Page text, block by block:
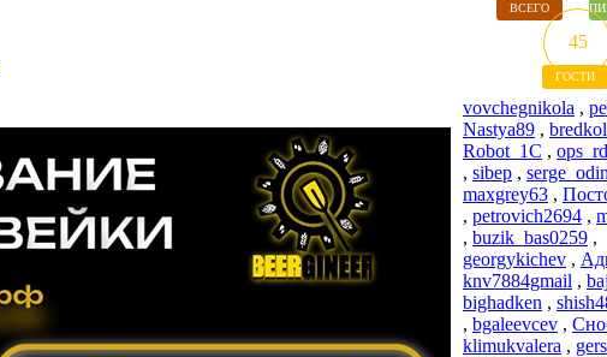
ВСЕГО
45
ГОСТИ
vovchegnikola ,
Nastya89 ,
Robot_1C ,
, sibep ,
maxgrey63 ,
, petrovich2694 ,
, buzik_bas0259 ,
georgykichev ,
knv7884gmail ,
bighadken ,
, bgaleevcev ,
klimukvalera ,